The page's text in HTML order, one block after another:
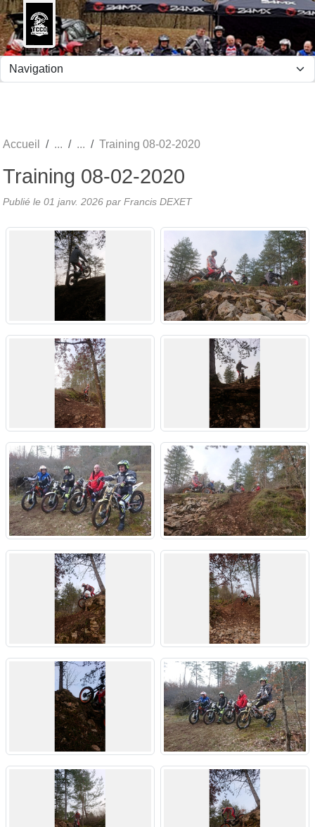
Accueil Training 08-02-2020
Training 08-02-2020
Publié le 01 janv. 2026 par Francis DEXET
Panneau de gestion des cookies